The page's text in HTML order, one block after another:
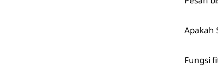
Apakah
Fungsi